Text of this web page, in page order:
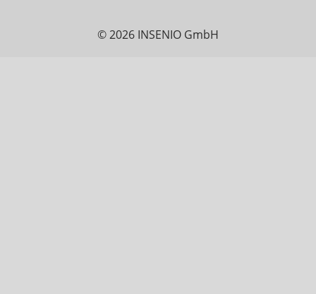
© 2026 INSENIO GmbH